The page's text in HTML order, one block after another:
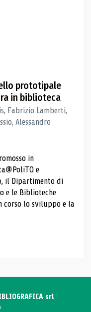
prototipale
in biblioteca
Fabrizio Lamberti,
Alessandro
in
e
il Dipartimento di
e le Biblioteche
corso lo sviluppo e la
srl